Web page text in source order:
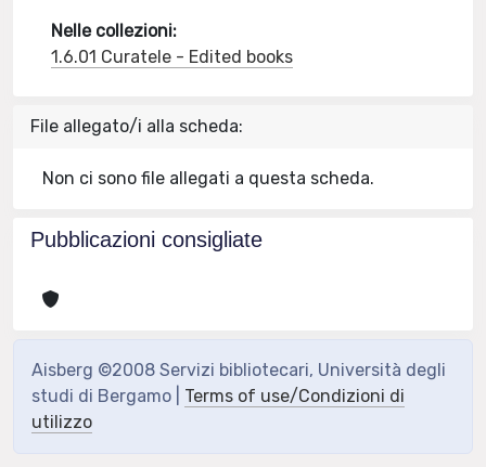
Nelle collezioni:
1.6.01 Curatele - Edited books
File allegato/i alla scheda:
Non ci sono file allegati a questa scheda.
Pubblicazioni consigliate
Aisberg ©2008 Servizi bibliotecari, Università degli
studi di Bergamo | Terms of use/Condizioni di
utilizzo